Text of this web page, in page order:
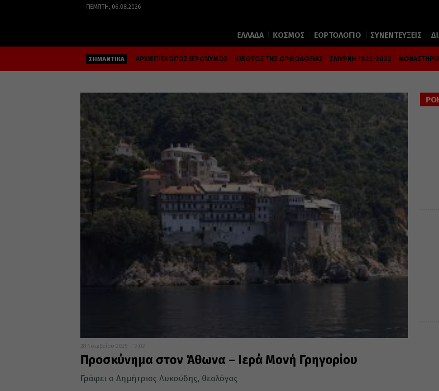
ΠΈΜΠΤΗ, 06.08.2026
ΕΛΛΑΔΑ ΚΟΣΜΟΣ ΕΟΡΤΟΛΟΓΙΟ ΣΥΝΕΝΤΕΥΞΕΙΣ
ΣΗΜΑΝΤΙΚΑ ΑΡΧΙΕΠΙΣΚΟΠΟΣ ΙΕΡΩΝΥΜΟΣ ΚΙΒΩΤΟΣ ΤΗΣ ΟΡΘΟΔΟΞΙΑΣ ΣΜΥΡΝΗ 1922-2022
28 Νοεμβρίου 2025 19:02
Προσκύνημα στον Άθωνα – Ιερά Μονή Γρηγορίου
Γράφει ο Δημήτριος Λυκούδης, θεολόγος